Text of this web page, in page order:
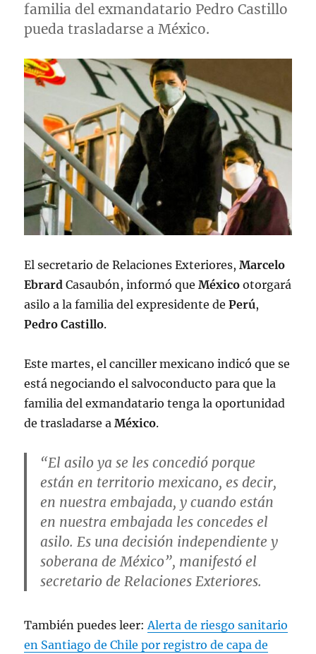
familia del exmandatario Pedro Castillo
pueda trasladarse a México.
El secretario de Relaciones Exteriores,Marcelo
Ebrard Casaubón, informó queMéxico otorgará
asilo a la familia del expresidente dePerú,
Pedro Castillo.
Este martes, el canciller mexicano indicó que se
está negociando el salvoconducto para que la
familia del exmandatario tenga la oportunidad
de trasladarse aMéxico.
“El asilo ya se les concedió porque
están en territorio mexicano, es decir,
en nuestra embajada, y cuando están
en nuestra embajada les concedes el
asilo. Es una decisión independiente y
soberana deMéxico”, manifestó el
secretario de Relaciones Exteriores.
También puedes leer: Alerta de riesgo sanitario
en Santiago de Chile por registro de capa de